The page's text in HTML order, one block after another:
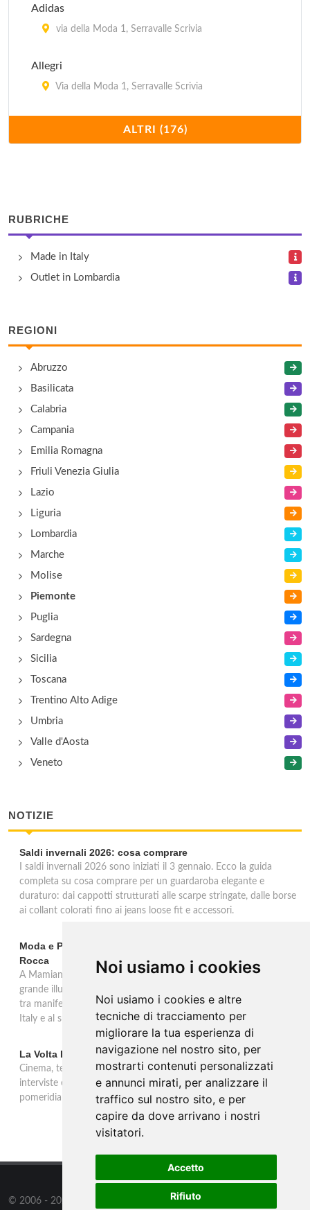
Noi usiamo i cookies
Noi usiamo i cookies e altre
tecniche di tracciamento per
migliorare la tua esperienza di
navigazione nel nostro sito, per
mostrarti contenuti personalizzati
e annunci mirati, per analizzare il
traffico sul nostro sito, e per
capire da dove arrivano i nostri
visitatori.
Accetto
Rifiuto
Adidas
via della Moda 1, Serravalle Scrivia
Allegri
Via della Moda 1, Serravalle Scrivia
via della Moda 1, Serravalle Scrivia
Antos
Cascina Prota Bassa 12, Ozzano
Aspesi
via della Moda 1, Serravalle Scrivia
ALTRI (176)
RUBRICHE
Made in Italy
Outlet in Lombardia
REGIONI
Abruzzo
Basilicata
Calabria
Campania
Emilia Romagna
Friuli Venezia Giulia
Lazio
Liguria
Lombardia
Marche
Molise
Piemonte
Puglia
Sardegna
Sicilia
Toscana
Trentino Alto Adige
Umbria
Valle d'Aosta
Veneto
NOTIZIE
Saldi invernali 2026: cosa comprare
I saldi invernali 2026 sono iniziati il 3 gennaio. Ecco la guida
completa su cosa comprare per un guardaroba elegante e
duraturo: dai cappotti strutturati alle scarpe stringate, dalle borse
ai collant colorati fino ai jeans loose fit e accessori.
Moda e Pubblicità 1950-2000 alla Fondazione Magnani-
Rocca
A Mamiano di Traversetolo la mostra ripercorre l'eredità della
grande illustrazione di moda e della pubblicità in Italia 1950-2000,
tra manifesti, schizzi e icone che hanno dato forma al Made in
Italy e al suo immaginario visivo.
La Volta Buona: Caterina Balivo
Cinema, teatro, televisione e temi sociali: una settimana ricca di
interviste esclusive e momenti di intrattenimento nel programma
pomeridiano di Rai 1, in onda dalle 14:00 alle 16:00.
© 2006 - 2026 all rights reserved.